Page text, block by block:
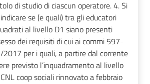
di studio di ciascun operatore. 4. Si
se (e quali) tra gli educatori
al livello D1 siano presenti
dei requisiti di cui ai commi 597-
per i quali, a partire dal corrente
previsto l’inquadramento al livello
coop sociali rinnovato a febbraio